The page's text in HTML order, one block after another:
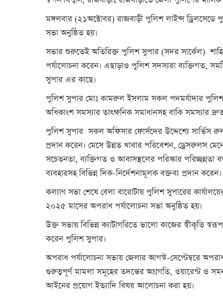
মঙ্গলবার (২১অক্টোবর) রাজবাড়ী পুলিশ লাইন্স
সভা অনুষ্ঠিত হয়।
সভার শুরুতেই অতিরিক্ত পুলিশ সুপার (সদর সার্কেল)
পর্যালোচনা করেন। এছাড়াও পুলিশ সদস্যরা ব্যক্তিগত,
সুপার এর কাছে।
পুলিশ সুপার মোঃ কামরুল ইসলাম সকল পদমর্যাদার
অধিকাংশ সমস্যার তাৎক্ষনিক সমাধানসহ বাকি সমস্যার
পুলিশ সুপার সকল অফিসার ফোর্সদের উদ্দেশ্যে সার্ভিস
প্রদান করেন। মেসে উন্নত খাবার পরিবেশন, ড্রেসরুলস
সচেতনতা, ব্যক্তিগত ও আবাসস্থলের পরিস্কার
ব্যবহারসহ বিভিন্ন দিক-নির্দেশনামূলক বক্তব্য প্রদান করেন।
কল্যাণ সভা শেষে বেলা বারোটায় পুলিশ সুপারের
২০২৫ মাসের অপরাধ পর্যালোচনা সভা অনুষ্ঠিত হয়।
উক্ত সভায় বিভিন্ন ক্যাটাগরিতে ভালো কাজের স্বীকৃতি
করেন পুলিশ সুপার।
অপরাধ পর্যালোচনা সভায় জেলার আগস্ট-সেপ্টেম্বরে
গুরুত্বপূর্ণ মামলা সমূহের তদন্তের অগ্রগতি, ওয়ারেন্ট ও
আইনের প্রয়োগ ইত্যাদি বিষয় আলোচনা করা হয়।